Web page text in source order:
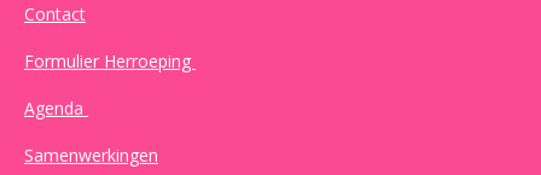
Contact
Formulier Herroeping
Agenda
Samenwerkingen